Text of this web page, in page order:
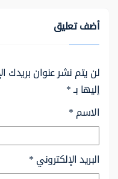
أضف تعليق
لن يتم نشر عنوان بريدك
إليها بـ*
الاسم*
البريد الإلكتروني*